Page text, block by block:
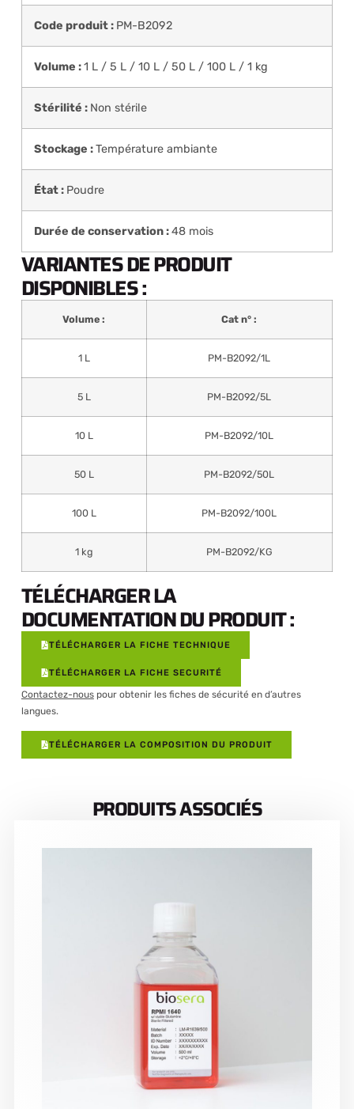
Code produit : PM-B2092
Volume :1 L / 5 L / 10 L / 50 L / 100 L / 1 kg
Stérilité : Non stérile
Stockage :Température ambiante
État : Poudre
Durée de conservation :48 mois
VARIANTES DE PRODUIT
DISPONIBLES :
Volume : Cat n° :
1 L PM-B2092/1L
5 L PM-B2092/5L
10 L PM-B2092/10L
50 L PM-B2092/50L
100 L PM-B2092/100L
1 kg PM-B2092/KG
TÉLÉCHARGER LA
DOCUMENTATION DU PRODUIT :
TÉLÉCHARGER LA FICHE TECHNIQUE
TÉLÉCHARGER LA FICHE SECURITÉ
Contactez-nouspour obtenir les fiches de sécurité en d’autres
langues.
TÉLÉCHARGER LA COMPOSITION DU PRODUIT
PRODUITS ASSOCIÉS